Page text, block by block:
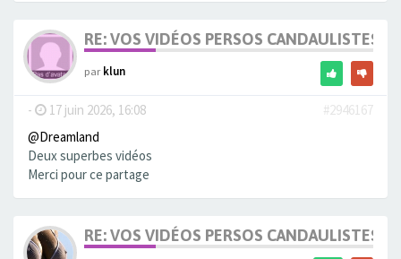
RE: VOS VIDÉOS PERSOS CANDAULISTES
parklun
- 17 juin 2026, 16:08
#2946167
@Dreamland
Deux superbes vidéos
Merci pour ce partage
RE: VOS VIDÉOS PERSOS CANDAULISTES